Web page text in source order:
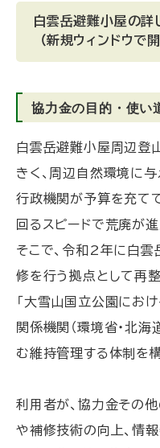
白雲岳避難小屋の詳
（新規ウィンドウで
協力金の目的・使い
白雲岳避難小屋周辺登
きく、周辺自然環境に与
行政機関が予算を充て
回るスピードで荒廃が進
そこで、令和2年に白雲
修を行う拠点として再
「大雪山国立公園にお
関係機関（環境省・北海
む維持管理する体制を構
利用者が、協力金その
や補修技術の向上、情